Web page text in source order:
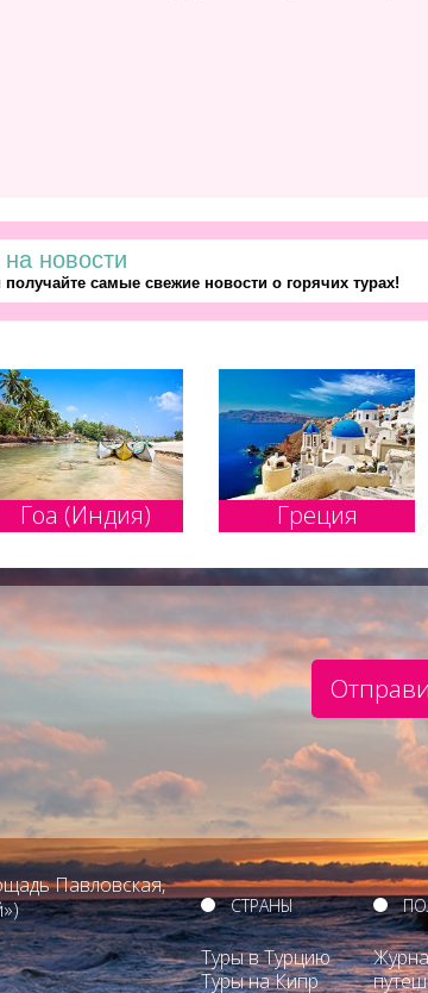
новости
самые свежие новости о горячих турах!
Гоа (Индия) Греция
Павловская,
СТРАНЫ
Туры в Турцию
Туры на Кипр